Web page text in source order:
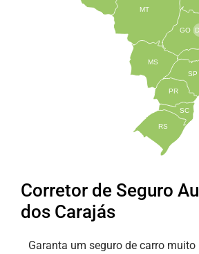
MT
MS
GO
PR
SC
RS
SP
Corretor de Seguro
dos Carajás
Garanta um seguro de carro